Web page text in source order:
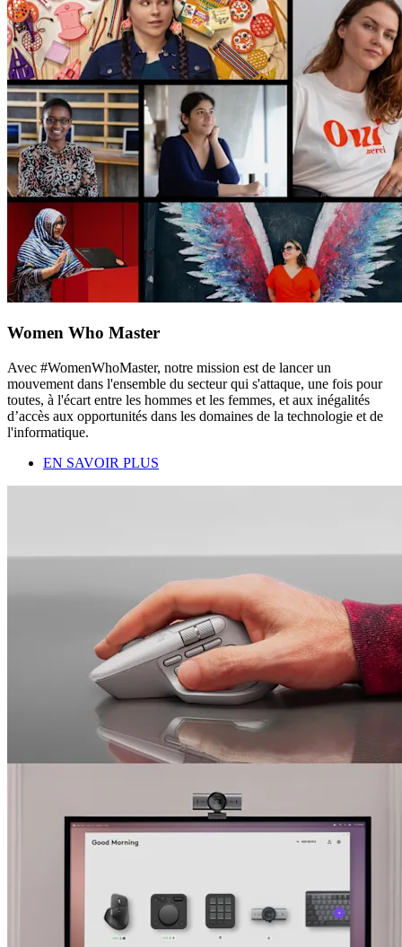
Women Who Master
Avec #WomenWhoMaster, notre mission est de lancer un
mouvement dans l'ensemble du secteur qui s'attaque, une fois pour
toutes, à l'écart entre les hommes et les femmes, et aux inégalités
d’accès aux opportunités dans les domaines de la technologie et de
l'informatique.
EN SAVOIR PLUS